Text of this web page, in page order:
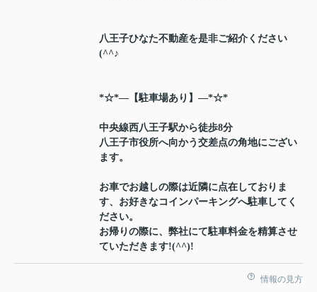
八王子ひなた不動産を是非ご紹介ください
(^^♪
*☆*―【駐車場あり】―*☆*
中央線西八王子駅から徒歩8分
八王子市役所へ向かう交差点の角地にござい
ます。
お車でお越しの際は近隣に点在しておりま
す、お好きなコインパーキングへ駐車してく
ださい。
お帰りの際に、弊社にて駐車料金を精算させ
ていただきます!(^^)!
情報の見方